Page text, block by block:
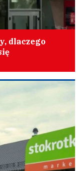
dlaczego